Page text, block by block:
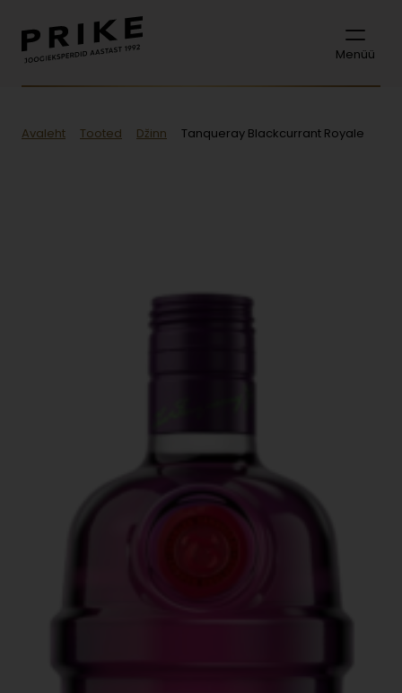
Menüü
Avaleht Tooted Džinn Tanqueray Blackcurrant Royale